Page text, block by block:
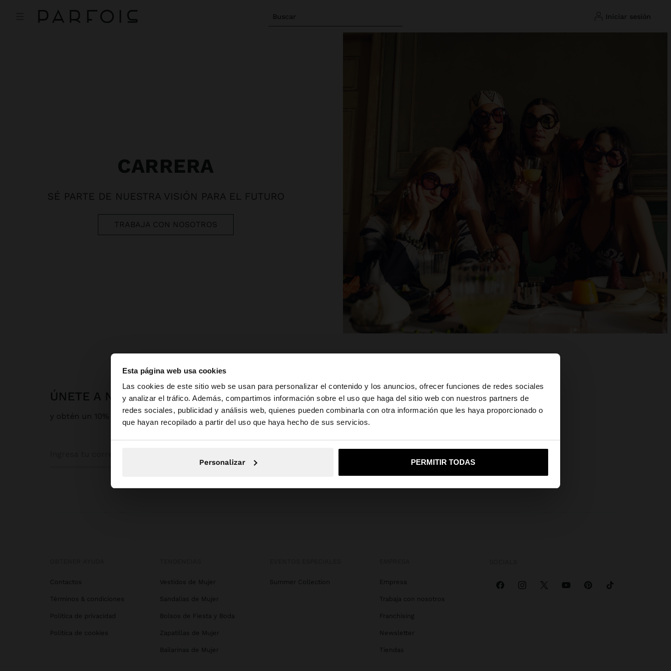
Esta página web usa cookies
Las cookies de este sitio web se usan para personalizar el contenido y los anuncios, ofrecer funciones de redes sociales
y analizar el tráfico. Además, compartimos información sobre el uso que haga del sitio web con nuestros partners de
redes sociales, publicidad y análisis web, quienes pueden combinarla con otra información que les haya proporcionado o
que hayan recopilado a partir del uso que haya hecho de sus servicios.
Personalizar PERMITIR TODAS
Buscar iniciar sesión
hola ×
Estás accediendo a la web de Honduras. ¿Quieres ir a la web de United States?
No, continuar en la web de Honduras Sí, llévame a United States
CARRERA
SÉ PARTE DE NUESTRA VISIÓN PARA EL FUTURO
TRABAJA CON NOSOTROS
ÚNETE A NUESTRA NEWSLETTER
y obtén un 10% de descuento
Contactos
Términos & condiciones
Política de privacidad
Política de cookies
Vestidos de Mujer
Sandalias de Mujer
Bolsos de Fiesta y Boda
Zapatillas de Mujer
Bailarinas de Mujer
Summer Collection Empresa
Trabaja con nosotros
Franchising
Newsletter
Tiendas